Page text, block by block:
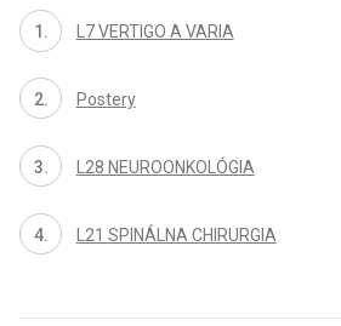
L7 VERTIGO A VARIA
Postery
L28 NEUROONKOLÓGIA
L21 SPINÁLNA CHIRURGIA